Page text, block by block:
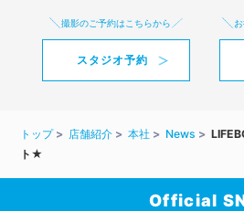
撮影のご予約はこちらから
スタジオ予約
トップ 店舗紹介 本社 News
ト★
Official